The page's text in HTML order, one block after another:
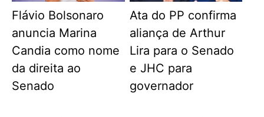
Flávio Bolsonaro
anuncia Marina
Candia como nome
da direita ao
Senado
Ata do PP confirma
aliança de Arthur
Lira para o Senado
e JHC para
governador